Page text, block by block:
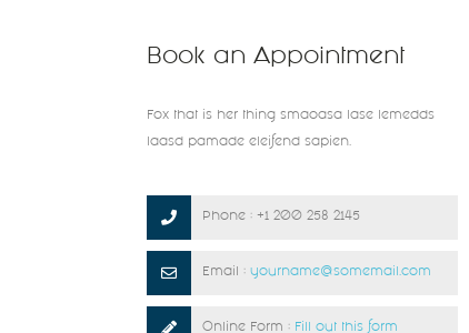
Book an Appointment
Fox that is her thing smaoasa lase lemedds
laasd pamade eleifend sapien.
Phone : +1 200 258 2145
Email : yourname@somemail.com
Online Form : Fill out this form